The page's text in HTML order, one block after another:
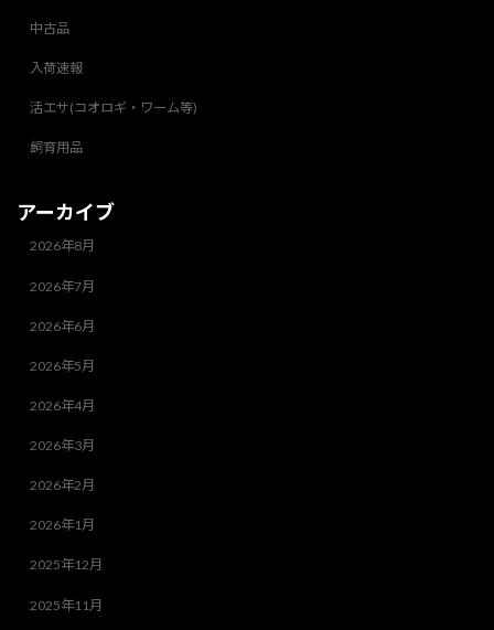
中古品
入荷速報
活エサ(コオロギ・ワーム等)
飼育用品
アーカイブ
2026年8月
2026年7月
2026年6月
2026年5月
2026年4月
2026年3月
2026年2月
2026年1月
2025年12月
2025年11月